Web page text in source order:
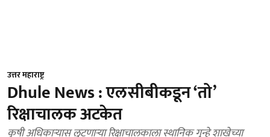
उत्तर महाराष्ट्र
Dhule News : एलसीबीकडून ‘तो’
रिक्षाचालक अटकेत
कृषी अधिकाऱ्यास लुटणाऱ्या रिक्षाचालकाला स्थानिक गुन्हे शाखेच्या